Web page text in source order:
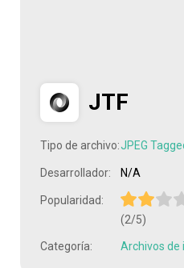
JTF
Tipo de archivo:JPEG
Desarrollador: N/A
Popularidad:
(2/5)
Categoría: Archivos de